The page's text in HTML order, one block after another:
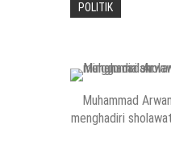
POLITIK
Muhammad
menghadiri